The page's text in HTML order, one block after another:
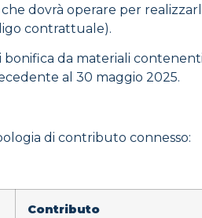
dovrà operare per
contrattuale).
bonifica da materiali
al 30 maggio 2025.
di contributo connesso:
Contributo